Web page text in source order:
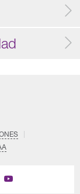
Subscribe